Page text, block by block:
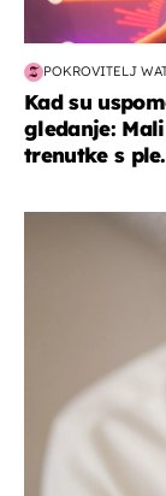
POKROVITELJ
Kad su
gledanje:
trenutke s
moda & ljepota